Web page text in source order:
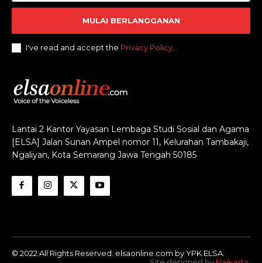
Lantai 2 Kantor Yayasan Lembaga Studi Sosial dan Agama
[ELSA] Jalan Sunan Ampel nomor 11, Kelurahan Tambakaji,
Ngaliyan, Kota Semarang Jawa Tengah 50185
MULAI BERLANGGANAN
I've read and accept the Privacy Policy
© 2022 All Rights Reserved. elsaonline.com by YPK ELSA.